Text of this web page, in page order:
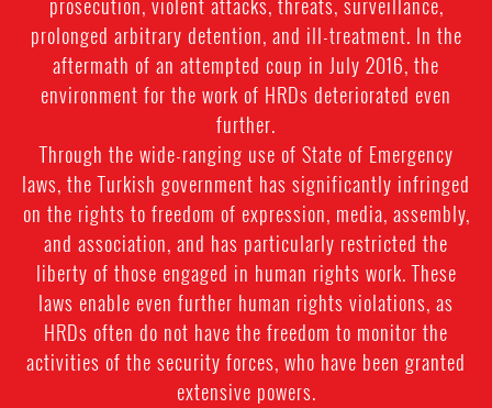
prosecution, violent attacks, threats, surveillance,
prolonged arbitrary detention, and ill-treatment. In the
aftermath of an attempted coup in July 2016, the
environment for the work of HRDs deteriorated even
further.
Through the wide-ranging use of State of Emergency
laws, the Turkish government has significantly infringed
on the rights to freedom of expression, media, assembly,
and association, and has particularly restricted the
liberty of those engaged in human rights work. These
laws enable even further human rights violations, as
HRDs often do not have the freedom to monitor the
activities of the security forces, who have been granted
extensive powers.